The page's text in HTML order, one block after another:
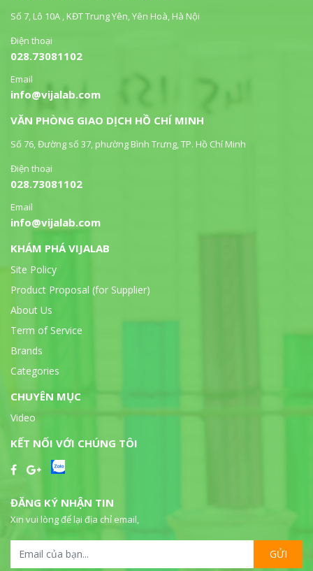
Số 7, Lô 10A , KĐT Trung Yên, Yên Hoà, Hà Nội
Điện thoại
028.73081102
Email
info@vijalab.com
VĂN PHÒNG GIAO DỊCH HỒ CHÍ MINH
Số 76, Đường số 37, phường Bình Trưng, TP. Hồ Chí Minh
Điện thoại
028.73081102
Email
info@vijalab.com
KHÁM PHÁ VIJALAB
Site Policy
Product Proposal (for Supplier)
About Us
Term of Service
Brands
Categories
CHUYÊN MỤC
Video
KẾT NỐI VỚI CHÚNG TÔI
ĐĂNG KÝ NHẬN TIN
Xin vui lòng để lại địa chỉ email,
GỬI